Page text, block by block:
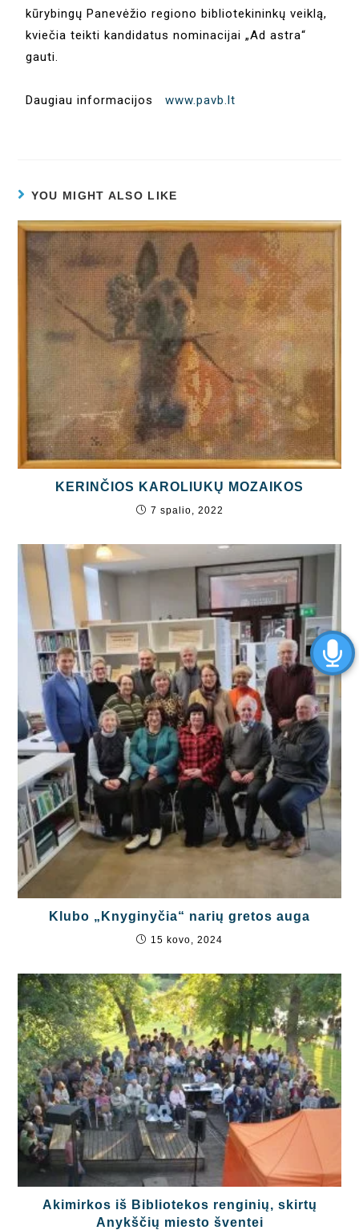
kūrybingų Panevėžio regiono bibliotekininkų veiklą,
kviečia teikti kandidatus nominacijai „Ad astra“
gauti.
Daugiau informacijoswww.pavb.lt
YOU MIGHT ALSO LIKE
KERINČIOS KAROLIUKŲ MOZAIKOS
7 spalio, 2022
Klubo „Knyginyčia“ narių gretos auga
15 kovo, 2024
Akimirkos iš Bibliotekos renginių, skirtų
Anykščių miesto šventei